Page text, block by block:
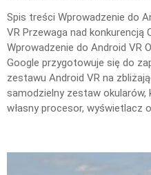
Spis treści Wprowadzenie do
VR Przewaga nad konkurencją
Wprowadzenie do Android VR
Google przygotowuje się do
zestawu Android VR na
samodzielny zestaw
własny procesor, wyświetlacz